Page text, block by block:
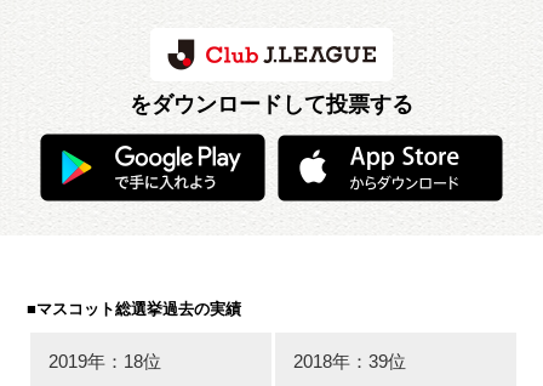
をダウンロードして投票する
■マスコット総選挙過去の実績
2019年：18位 2018年：39位